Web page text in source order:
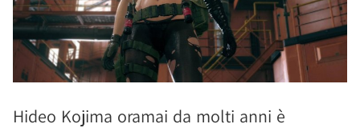
Hideo Kojima oramai da molti anni è